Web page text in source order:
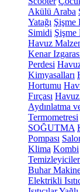
Akülü Araba
Yatağı Şişme
Simidi
Havuz
Kenar
Perdesi
Kimyasalları
Hortumu
Fırçası
Aydınlatma
Termometresi
SOĞUTMA
Pompası
Klima Kombi
Temizleyiciler
Buhar
Elektrikli